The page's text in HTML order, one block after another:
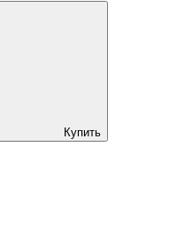
Купить